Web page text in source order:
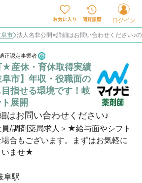
市 法人名非公開※詳細はお問い合わせください♪
正認定事業者
産休・育休取得実績
市】年収・役職面の
指せる環境です！岐
展開
はお問い合わせください♪
/調剤薬局求人＞★給与面やシフト
合もございます。まずはお気軽に
いませ★
阜駅